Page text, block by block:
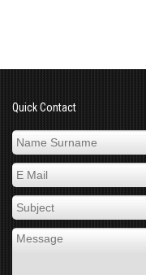
Quick Contact